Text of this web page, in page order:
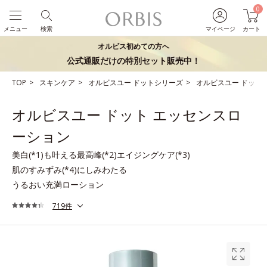
マイページ
0
カート
検索
メニュー
オルビス初めての方へ
公式通販だけの特別セット販売中！
TOP スキンケア オルビスユー ドットシリーズ オルビスユー ドット
オルビスユー ドット エッセンスロ
ーション
美白(*1)も叶える最高峰(*2)エイジングケア(*3)
肌のすみずみ(*4)にしみわたる
うるおい充満ローション
719件